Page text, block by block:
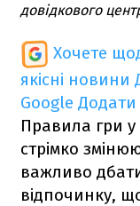
довідкового
Хочете
якісні новини
Google Додати
Правила гри у
стрімко
важливо
відпочинку,